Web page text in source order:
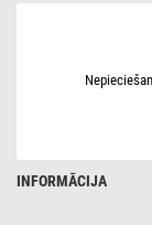
Auksti
balta
INFORMĀCIJA